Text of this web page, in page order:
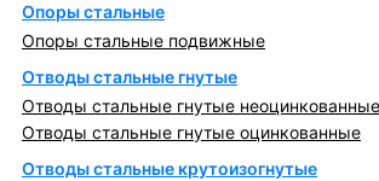
Опоры стальные
Опоры стальные подвижные
Отводы стальные гнутые
Отводы стальные гнутые неоцинкованные
Отводы стальные гнутые оцинкованные
Отводы стальные крутоизогнутые